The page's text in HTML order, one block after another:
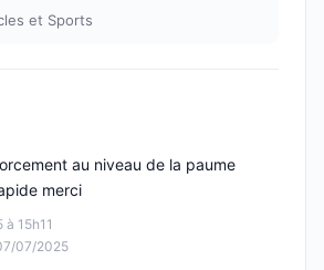
et Sports
15h11
07/2025
au niveau de la paume
merci